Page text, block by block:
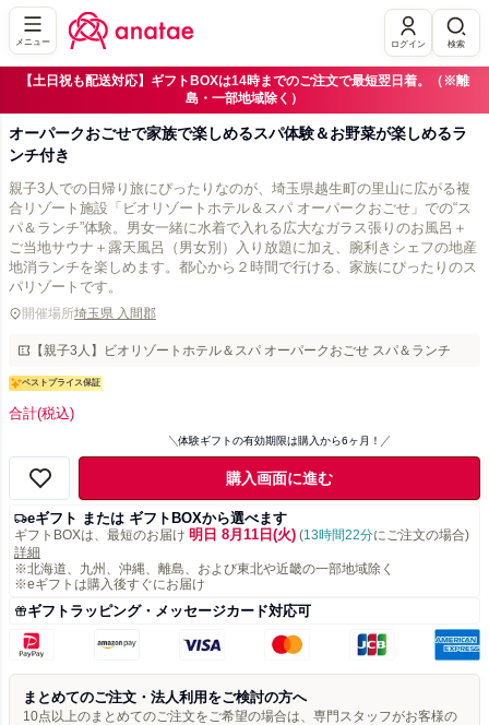
メニュー ログイン 検索
【土日祝も配送対応】ギフトBOXは14時までのご注文で最短翌日着。（※離
島・一部地域除く）
オーパークおごせで家族で楽しめるスパ体験＆お野菜が楽しめるラ
ンチ付き
親子3人での日帰り旅にぴったりなのが、埼玉県越生町の里山に広がる複
合リゾート施設「ビオリゾートホテル＆スパ オーパークおごせ」での“ス
パ＆ランチ”体験。男女一緒に水着で入れる広大なガラス張りのお風呂＋
ご当地サウナ＋露天風呂（男女別）入り放題に加え、腕利きシェフの地産
地消ランチを楽しめます。都心から２時間で行ける、家族にぴったりのス
パリゾートです。
開催場所埼玉県 入間郡
【親子3人】ビオリゾートホテル＆スパ オーパークおごせ スパ＆ランチ
ベストプライス保証
合計(税込)
体験ギフトの有効期限は購入から6ヶ月！
購入画面に進む
eギフト または ギフトBOXから選べます
ギフトBOXは、最短のお届け 明日 8月11日(火) (13時間22分にご注文の場合)
詳細
※北海道、九州、沖縄、離島、および東北や近畿の一部地域除く
※eギフトは購入後すぐにお届け
ギフトラッピング・メッセージカード対応可
まとめてのご注文・法人利用をご検討の方へ
10点以上のまとめてのご注文をご希望の場合は、専門スタッフがお客様の